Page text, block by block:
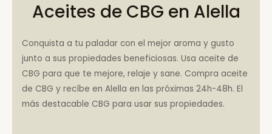
Aceites de CBG en Alella
Conquista a tu paladar con el mejor aroma y gusto
junto a sus propiedades beneficiosas. Usa aceite de
CBG para que te mejore, relaje y sane. Compra aceite
de CBG y recíbe en Alella en las próximas 24h-48h. El
más destacable CBG para usar sus propiedades.